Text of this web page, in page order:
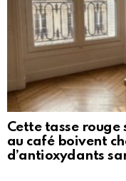
Cette tasse
au café boivent
d’antioxydants